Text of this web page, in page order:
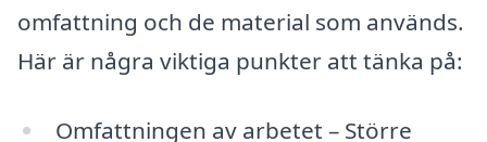
omfattning och de material som används.
Här är några viktiga punkter att tänka på:
Omfattningen av arbetet – Större